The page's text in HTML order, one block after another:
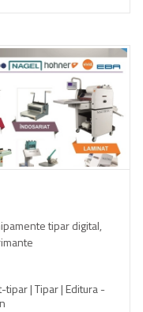
tipar digital,
| Tipar | Editura -